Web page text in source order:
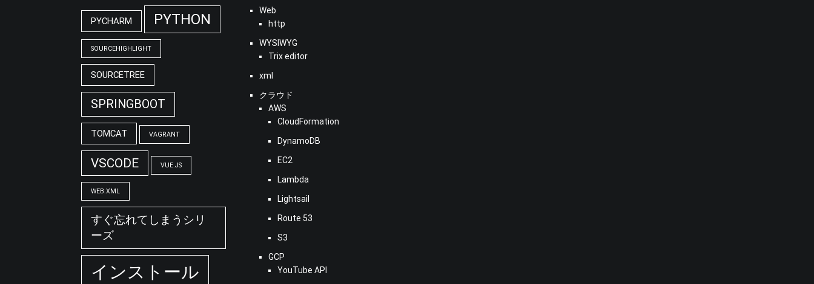
PYCHARM PYTHON
SOURCEHIGHLIGHT
SOURCETREE
SPRINGBOOT
TOMCAT VAGRANT
VSCODE VUE.JS
WEB.XML
すぐ忘れてしまうシリ
ーズ
インストール
Web
http
WYSIWYG
Trix editor
xml
クラウド
AWS
CloudFormation
DynamoDB
EC2
Lambda
Lightsail
Route 53
S3
GCP
YouTube API